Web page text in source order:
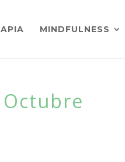
MINDFULNESS